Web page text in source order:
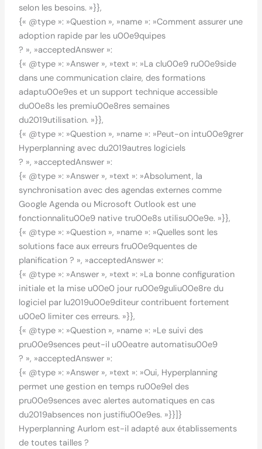
selon les besoins. »}},
{« @type »: »Question », »name »: »Comment assurer une
adoption rapide par les u00e9quipes
? », »acceptedAnswer »:
{« @type »: »Answer », »text »: »La clu00e9 ru00e9side
dans une communication claire, des formations
adaptu00e9es et un support technique accessible
du00e8s les premiu00e8res semaines
du2019utilisation. »}},
{« @type »: »Question », »name »: »Peut-on intu00e9grer
Hyperplanning avec du2019autres logiciels
? », »acceptedAnswer »:
{« @type »: »Answer », »text »: »Absolument, la
synchronisation avec des agendas externes comme
Google Agenda ou Microsoft Outlook est une
fonctionnalitu00e9 native tru00e8s utilisu00e9e. »}},
{« @type »: »Question », »name »: »Quelles sont les
solutions face aux erreurs fru00e9quentes de
planification ? », »acceptedAnswer »:
{« @type »: »Answer », »text »: »La bonne configuration
initiale et la mise u00e0 jour ru00e9guliu00e8re du
logiciel par lu2019u00e9diteur contribuent fortement
u00e0 limiter ces erreurs. »}},
{« @type »: »Question », »name »: »Le suivi des
pru00e9sences peut-il u00eatre automatisu00e9
? », »acceptedAnswer »:
{« @type »: »Answer », »text »: »Oui, Hyperplanning
permet une gestion en temps ru00e9el des
pru00e9sences avec alertes automatiques en cas
du2019absences non justifiu00e9es. »}}]}
Hyperplanning Aurlom est-il adapté aux établissements
de toutes tailles ?